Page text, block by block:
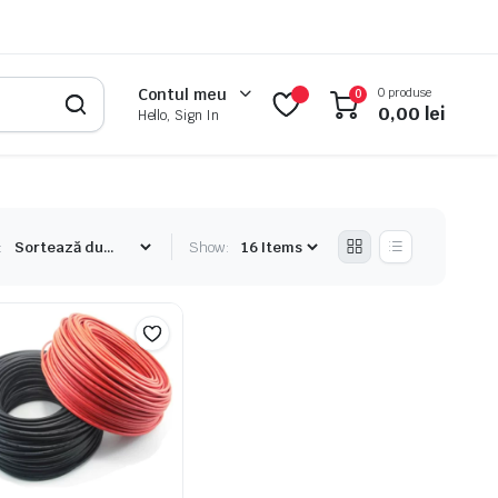
Contul meu
Hello, Sign In
0 0 produse
0,00 lei
Show: